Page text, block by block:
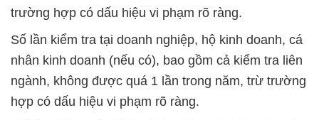
trường hợp có dấu hiệu vi phạm rõ ràng.
Số lần kiểm tra tại doanh nghiệp, hộ kinh doanh, cá
nhân kinh doanh (nếu có), bao gồm cả kiểm tra liên
ngành, không được quá 1 lần trong năm, trừ trường
hợp có dấu hiệu vi phạm rõ ràng.